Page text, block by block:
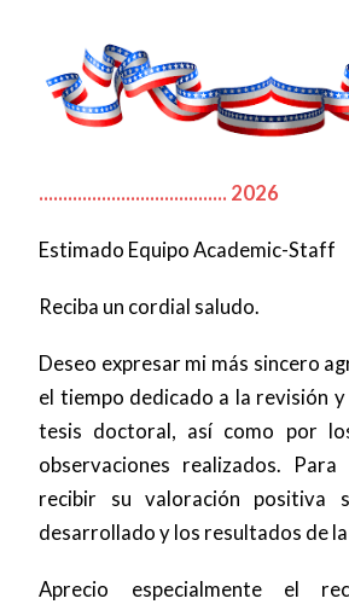
....................................... 2026
Estimado Equipo Academic-Staff
Reciba un cordial saludo.
Deseo expresar mi más sincero
el tiempo dedicado a la revisión
tesis doctoral, así como por
observaciones realizados.
recibir su valoración positiva
desarrollado y los resultados de
Aprecio especialmente el